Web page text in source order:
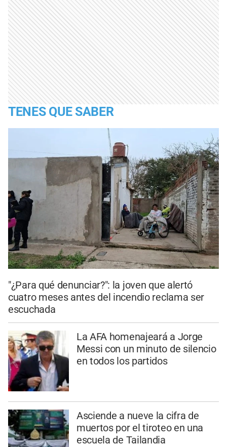
TENES QUE SABER
"¿Para qué denunciar?": la joven que alertó
cuatro meses antes del incendio reclama ser
escuchada
La AFA homenajeará a Jorge
Messi con un minuto de silencio
en todos los partidos
Asciende a nueve la cifra de
muertos por el tiroteo en una
escuela de Tailandia